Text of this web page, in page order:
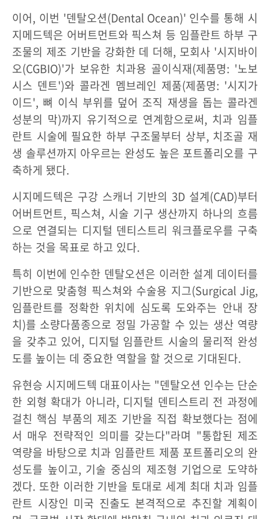
이어, 이번 '덴탈오션(Dental Ocean)' 인수를 통해 시
지메드텍은 어버트먼트와 픽스쳐 등 임플란트 하부 구
조물의 제조 기반을 강화한 데 더해, 모회사 '시지바이
오(CGBIO)'가 보유한 치과용 골이식재(제품명: '노보
시스 덴트')와 콜라겐 멤브레인 제품(제품명: '시지가
이드', 뼈 이식 부위를 덮어 조직 재생을 돕는 콜라겐
성분의 막)까지 유기적으로 연계함으로써, 치과 임플
란트 시술에 필요한 하부 구조물부터 상부, 치조골 재
생 솔루션까지 아우르는 완성도 높은 포트폴리오를 구
축하게 됐다.
시지메드텍은 구강 스캐너 기반의 3D 설계(CAD)부터
어버트먼트, 픽스쳐, 시술 기구 생산까지 하나의 흐름
으로 연결되는 디지털 덴티스트리 워크플로우를 구축
하는 것을 목표로 하고 있다.
특히 이번에 인수한 덴탈오션은 이러한 설계 데이터를
기반으로 맞춤형 픽스쳐와 수술용 지그(Surgical Jig,
임플란트를 정확한 위치에 심도록 도와주는 안내 장
치)를 소량다품종으로 정밀 가공할 수 있는 생산 역량
을 갖추고 있어, 디지털 임플란트 시술의 물리적 완성
도를 높이는 데 중요한 역할을 할 것으로 기대된다.
유현승 시지메드텍 대표이사는 "덴탈오션 인수는 단순
한 외형 확대가 아니라, 디지털 덴티스트리 전 과정에
걸친 핵심 부품의 제조 기반을 직접 확보했다는 점에
서 매우 전략적인 의미를 갖는다"라며 "통합된 제조
역량을 바탕으로 치과 임플란트 제품 포트폴리오의 완
성도를 높이고, 기술 중심의 제조형 기업으로 도약하
겠다. 또한 이러한 기반을 토대로 세계 최대 치과 임플
란트 시장인 미국 진출도 본격적으로 추진할 계획이